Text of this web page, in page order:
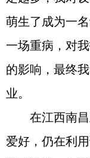
萌生了成为一
一场重病，对
的影响，最终
业。
在江西南昌
爱好，仍在利